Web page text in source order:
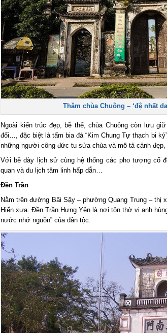
Thăm chùa Chuông – ‘đệ nhất
Ngoài kiến trúc đẹp, bề thế, chùa Chuông còn lưu
đối…, đặc biệt là tấm bia đá “Kim Chung Tự thạch bi
những người công đức tu sửa chùa và mô tả cảnh đẹp,
Với bề dày lịch sử cùng hệ thống các pho tượng cổ
quan và du lịch tâm linh hấp dẫn…
Đền Trần
Nằm trên đường Bãi Sậy – phường Quang Trung – thị
Hiến xưa. Đền Trần Hưng Yên là nơi tôn thờ vị anh
nước nhớ nguồn” của dân tộc.